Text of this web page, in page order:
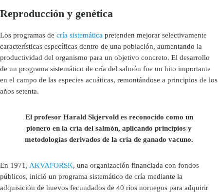
Reproducción y genética
Los programas de cría sistemática pretenden mejorar selectivamente
características específicas dentro de una población, aumentando la
productividad del organismo para un objetivo concreto. El desarrollo
de un programa sistemático de cría del salmón fue un hito importante
en el campo de las especies acuáticas, remontándose a principios de los
años setenta.
El profesor Harald Skjervold es reconocido como un
pionero en la cría del salmón, aplicando principios y
metodologías derivados de la cría de ganado vacuno.
En 1971, AKVAFORSK, una organización financiada con fondos
públicos, inició un programa sistemático de cría mediante la
adquisición de huevos fecundados de 40 ríos noruegos para adquirir